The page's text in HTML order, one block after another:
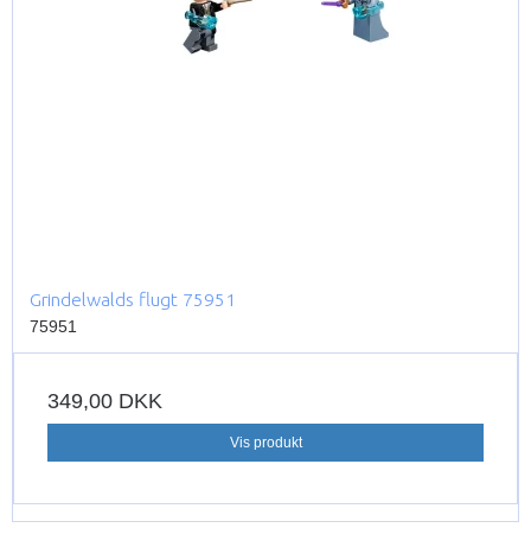
Grindelwalds flugt 75951
75951
349,00 DKK
Vis produkt